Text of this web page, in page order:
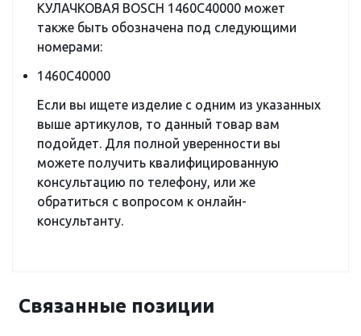
КУЛАЧКОВАЯ BOSCH 1460C40000 может
также быть обозначена под следующими
номерами:
1460C40000
Если вы ищете изделие с одним из указанных
выше артикулов, то данный товар вам
подойдет. Для полной уверенности вы
можете получить квалифицированную
консультацию по телефону, или же
обратиться с вопросом к онлайн-
консультанту.
Связанные позиции